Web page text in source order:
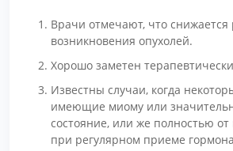
Врачи отмечают, что снижается
возникновения опухолей.
Хорошо заметен
Известны случаи, когда
имеющие миому или
состояние, или же полностью от
при регулярном приеме